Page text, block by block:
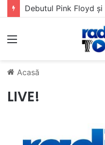
Debutul Pink Floyd
Meniu
Acasă
LIVE!